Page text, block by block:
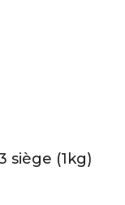
siège (1kg)